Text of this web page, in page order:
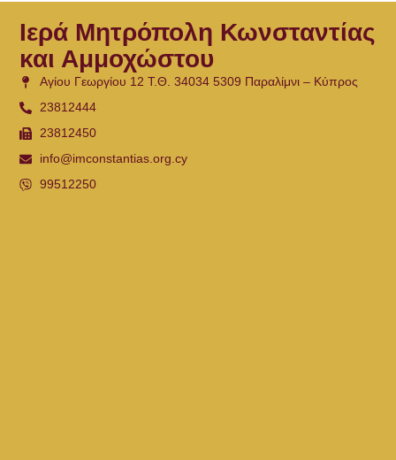
Ιερά Μητρόπολη Κωνσταντίας
και Αμμοχώστου
Αγίου Γεωργίου 12 Τ.Θ. 34034 5309 Παραλίμνι – Κύπρος
23812444
23812450
info@imconstantias.org.cy
99512250